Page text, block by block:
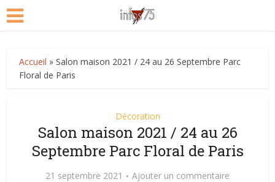
Accueil »Salon maison 2021 / 24 au 26 Septembre Parc
Floral de Paris
Décoration
Salon maison 2021 / 24 au 26
Septembre Parc Floral de Paris
21 septembre 2021 Ajouter un commentaire